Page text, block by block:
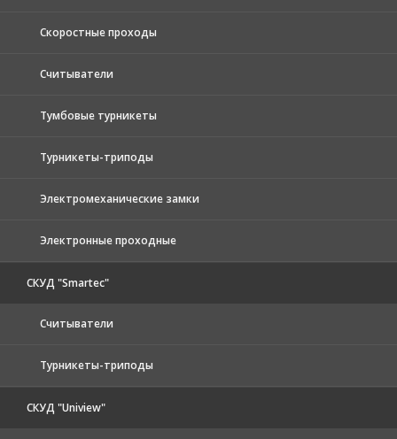
Скоростные проходы
Считыватели
Тумбовые турникеты
Турникеты-триподы
Электромеханические замки
Электронные проходные
СКУД "Smartec"
Считыватели
Турникеты-триподы
СКУД "Uniview"